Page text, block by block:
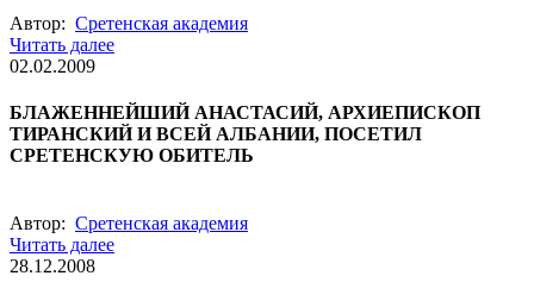
Автор: Сретенская академия
Читать далее
02.02.2009
БЛАЖЕННЕЙШИЙ АНАСТАСИЙ, АРХИЕПИСКОП
ТИРАНСКИЙ И ВСЕЙ АЛБАНИИ, ПОСЕТИЛ
СРЕТЕНСКУЮ ОБИТЕЛЬ
Автор: Сретенская академия
Читать далее
28.12.2008